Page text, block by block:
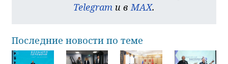
Telegram и в MAX.
Последние новости по теме